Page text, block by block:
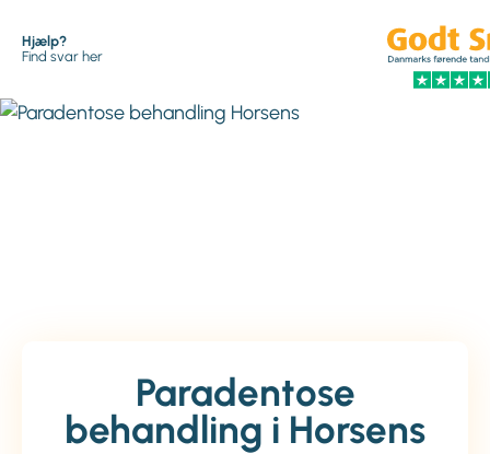
Hjælp?
Find svar her
Paradentose
behandling i Horsens